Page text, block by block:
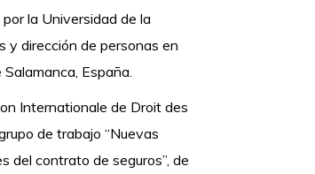
la Universidad de la
y dirección de personas en
España.
Internationale de Droit des
de trabajo “Nuevas
del contrato de seguros”, de